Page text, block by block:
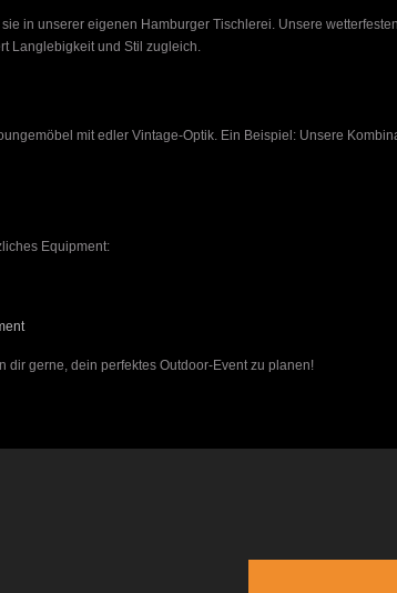
in unserer eigenen Hamburger Tischlerei. Unsere
Langlebigkeit und Stil zugleich.
mit edler Vintage-Optik. Ein Beispiel: Unsere
Equipment:
gerne, dein perfektes Outdoor-Event zu planen!